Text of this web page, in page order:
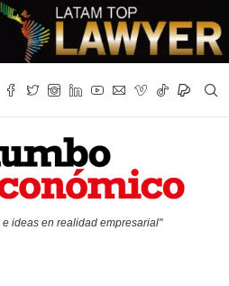
ideas en realidad empresarial"